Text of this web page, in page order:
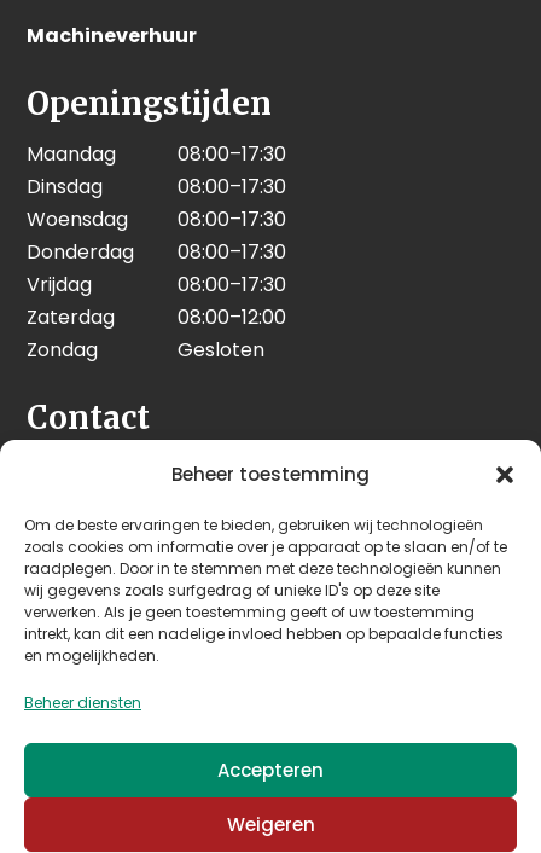
Beheer toestemming
Om de beste ervaringen te bieden, gebruiken wij technologieën
zoals cookies om informatie over je apparaat op te slaan en/of te
raadplegen. Door in te stemmen met deze technologieën kunnen
wij gegevens zoals surfgedrag of unieke ID's op deze site
verwerken. Als je geen toestemming geeft of uw toestemming
intrekt, kan dit een nadelige invloed hebben op bepaalde functies
en mogelijkheden.
Beheer diensten
Accepteren
Weigeren
Machineverhuur
Openingstijden
Maandag
08:00–17:30
Dinsdag
08:00–17:30
Woensdag
08:00–17:30
Donderdag
08:00–17:30
Vrijdag
08:00–17:30
Zaterdag
08:00–12:00
Zondag
Gesloten
Contact
Seeleman & Hoogendoorn
3628 GD Kockengen
Nederland
+31 (0)346 242 114
info@seehoo.nl
© 2026 Seeleman & Hoogendoorn - Mede mogelijk